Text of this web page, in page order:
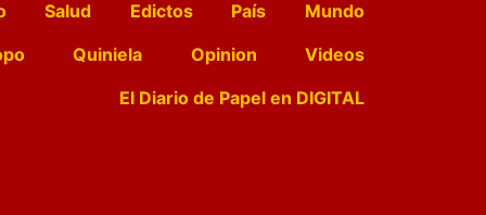
Salud Edictos País
Mundo
Quiniela Opinion
Videos
El Diario de Papel en DIGITAL